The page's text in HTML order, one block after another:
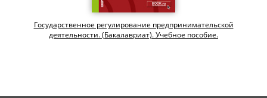
Государственное регулирование предпринимательской
деятельности. (Бакалавриат). Учебное пособие.